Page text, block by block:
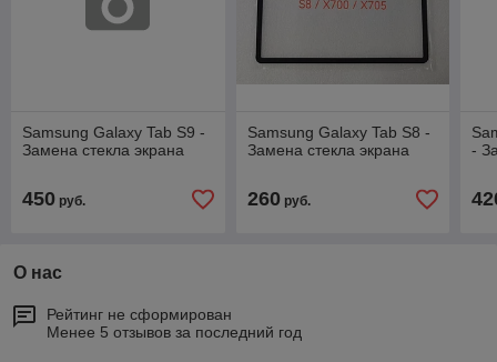
Samsung Galaxy Tab S9 -
Замена стекла экрана
450 руб.
Samsung Galaxy Tab S8 -
Замена стекла экрана
260руб.
-
О нас
Рейтинг не сформирован
Менее 5 отзывов за последний год